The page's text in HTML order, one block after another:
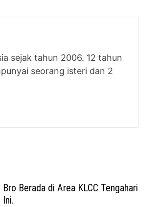
sejak tahun 2006. 12 tahun
seorang isteri dan 2
Bro Berada di Area KLCC Tengahari
Ini.